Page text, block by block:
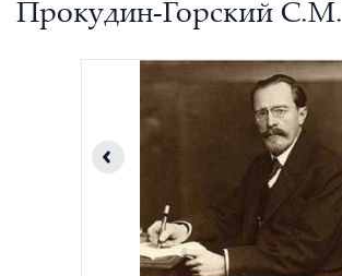
Прокудин-Горский С.М.